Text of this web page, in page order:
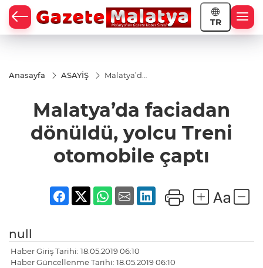
TR
Anasayfa ASAYİŞ
Malatya’da
yolcu Treni
otomobile
Malatya’da faciadan
dönüldü, yolcu Treni
otomobile çaptı
null
Haber Giriş Tarihi: 18.05.2019 06:10
Haber Güncellenme Tarihi: 18.05.2019 06:10